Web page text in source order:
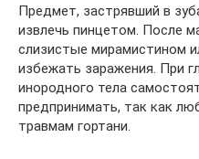
Предмет, застрявший в
извлечь пинцетом. После
слизистые мирамистином
избежать заражения. При
инородного тела
предпринимать, так как
травмам гортани.